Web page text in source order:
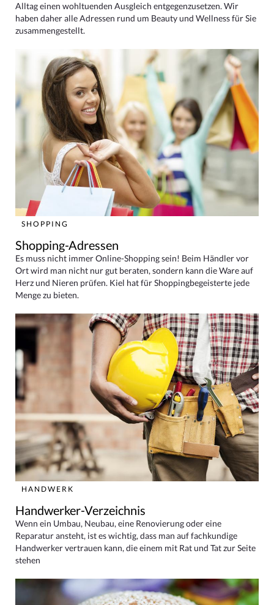
Alltag einen wohltuenden Ausgleich entgegenzusetzen. Wir
haben daher alle Adressen rund um Beauty und Wellness für Sie
zusammengestellt.
SHOPPING
Shopping-Adressen
Es muss nicht immer Online-Shopping sein! Beim Händler vor
Ort wird man nicht nur gut beraten, sondern kann die Ware auf
Herz und Nieren prüfen. Kiel hat für Shoppingbegeisterte jede
Menge zu bieten.
HANDWERK
Handwerker-Verzeichnis
Wenn ein Umbau, Neubau, eine Renovierung oder eine
Reparatur ansteht, ist es wichtig, dass man auf fachkundige
Handwerker vertrauen kann, die einem mit Rat und Tat zur Seite
stehen